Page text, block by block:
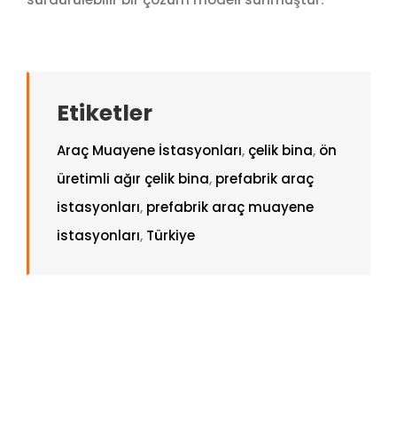
Etiketler
Araç Muayene İstasyonları, çelik bina, ön
üretimli ağır çelik bina, prefabrik araç
istasyonları, prefabrik araç muayene
istasyonları, Türkiye